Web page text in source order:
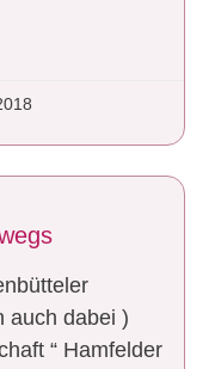
auch dabei )
“ Hamfelder